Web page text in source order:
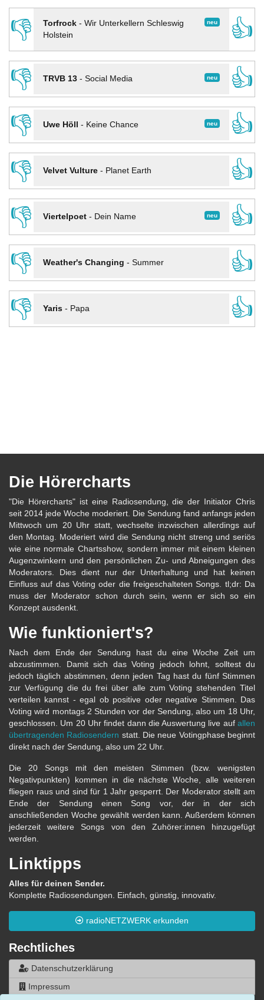
👎
neu
Torfrock- Wir Unterkellern Schleswig
Holstein
👍
👎
neu
TRVB 13- Social Media
👍
👎
neu
Uwe Höll - Keine Chance
👍
👎
Velvet Vulture- Planet Earth
👍
👎
neu
Viertelpoet- Dein Name
👍
👎
Weather's Changing - Summer
👍
👎
Yaris- Papa 👍
Die Hörercharts
"Die Hörercharts" ist eine Radiosendung, die der Initiator Chris
seit 2014 jede Woche moderiert. Die Sendung fand anfangs jeden
Mittwoch um 20 Uhr statt, wechselte inzwischen allerdings auf
den Montag. Moderiert wird die Sendung nicht streng und seriös
wie eine normale Chartsshow, sondern immer mit einem kleinen
Augenzwinkern und den persönlichen Zu- und Abneigungen des
Moderators. Dies dient nur der Unterhaltung und hat keinen
Einfluss auf das Voting oder die freigeschalteten Songs. tl;dr: Da
muss der Moderator schon durch sein, wenn er sich so ein
Konzept ausdenkt.
Wie funktioniert's?
Nach dem Ende der Sendung hast du eine Woche Zeit um
abzustimmen. Damit sich das Voting jedoch lohnt, solltest du
jedoch täglich abstimmen, denn jeden Tag hast du fünf Stimmen
zur Verfügung die du frei über alle zum Voting stehenden Titel
verteilen kannst - egal ob positive oder negative Stimmen. Das
Voting wird montags 2 Stunden vor der Sendung, also um 18 Uhr,
geschlossen. Um 20 Uhr findet dann die Auswertung live auf allen
übertragenden Radiosendern statt. Die neue Votingphase beginnt
direkt nach der Sendung, also um 22 Uhr.
Die 20 Songs mit den meisten Stimmen (bzw. wenigsten
Negativpunkten) kommen in die nächste Woche, alle weiteren
fliegen raus und sind für 1 Jahr gesperrt. Der Moderator stellt am
Ende der Sendung einen Song vor, der in der sich
anschließenden Woche gewählt werden kann. Außerdem können
jederzeit weitere Songs von den Zuhörer:innen hinzugefügt
werden.
Linktipps
Alles für deinen Sender.
Komplette Radiosendungen. Einfach, günstig, innovativ.
radioNETZWERK erkunden
Rechtliches
Datenschutzerklärung
Impressum